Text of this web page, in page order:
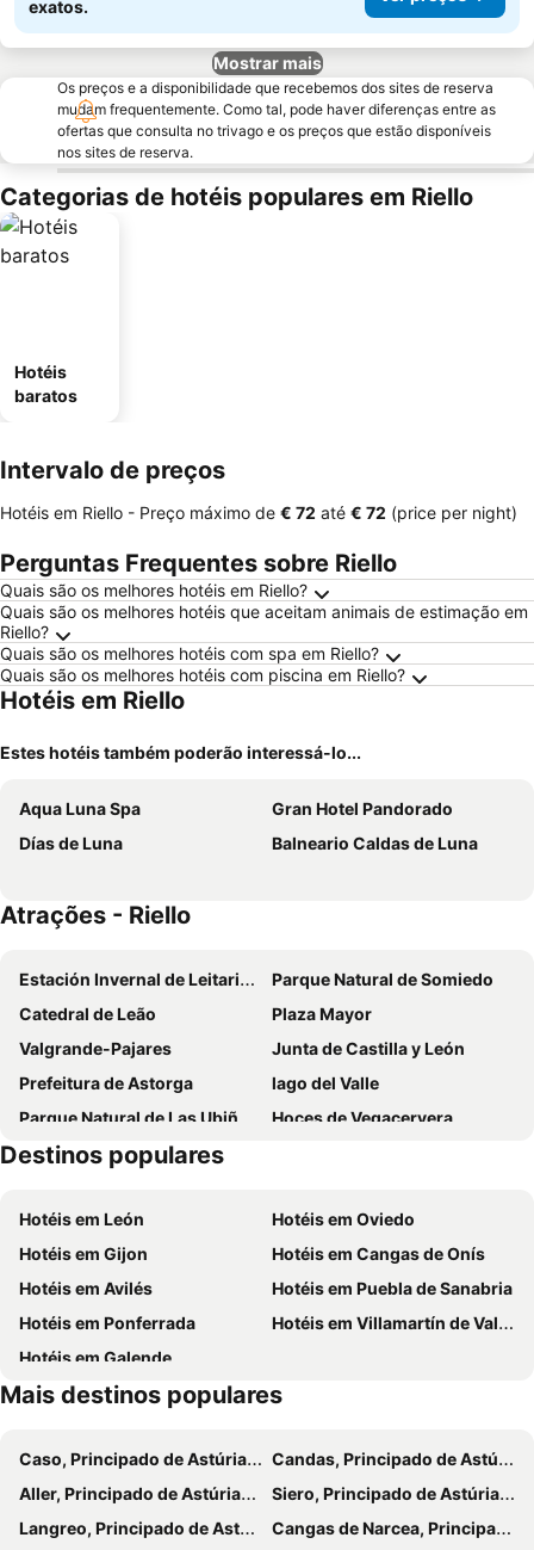
exatos.
Mostrar mais
Os preços e a disponibilidade que recebemos dos sites de reserva
mudam frequentemente. Como tal, pode haver diferenças entre as
ofertas que consulta no trivago e os preços que estão disponíveis
nos sites de reserva.
Categorias de hotéis populares em Riello
Hotéis
baratos
Intervalo de preços
Hotéis em Riello - Preço máximo de ‎€ 72 até ‎€ 72 (price per night)
Perguntas Frequentes sobre Riello
Quais são os melhores hotéis em Riello?
Quais são os melhores hotéis que aceitam animais de estimação em
Riello?
Quais são os melhores hotéis com spa em Riello?
Quais são os melhores hotéis com piscina em Riello?
Hotéis em Riello
Estes hotéis também poderão interessá-lo...
Aqua Luna Spa
Gran Hotel Pandorado
Días de Luna
Balneario Caldas de Luna
Atrações - Riello
Estación Invernal de Leitariegos
Parque Natural de Somiedo
Catedral de Leão
Plaza Mayor
Valgrande-Pajares
Junta de Castilla y León
Prefeitura de Astorga
lago del Valle
Parque Natural de Las Ubiñas - La Mesa
Hoces de Vegacervera
Puente Castro
San Esteban
Bairro úmido / molhado
Termas romanas menores
Supernova Indie Weekend
Albergue de Peregrinos de Rabanal del Camino
Embalse de Barrios de Luna
La Zuiza y Expo-Astorga
Hayedo de ciñera
Piscina Municipal
Iglesia de San Martín del Camino
Espacio León
El Señor de Bembibre
Cueva de Valporquero
La Devesa
Un paseo por el centro de la ciudad
Destinos populares
Hotéis em León
Hotéis em Oviedo
Hotéis em Gijon
Hotéis em Cangas de Onís
Hotéis em Avilés
Hotéis em Puebla de Sanabria
Hotéis em Ponferrada
Hotéis em Villamartín de Valdeorras
Hotéis em Galende
Mais destinos populares
Caso, Principado de Astúrias Hotéis
Candas, Principado de Astúrias Hotéis
Aller, Principado de Astúrias Hotéis
Siero, Principado de Astúrias Hotéis
Langreo, Principado de Astúrias Hotéis
Cangas de Narcea, Principado de Astúrias Hotéis